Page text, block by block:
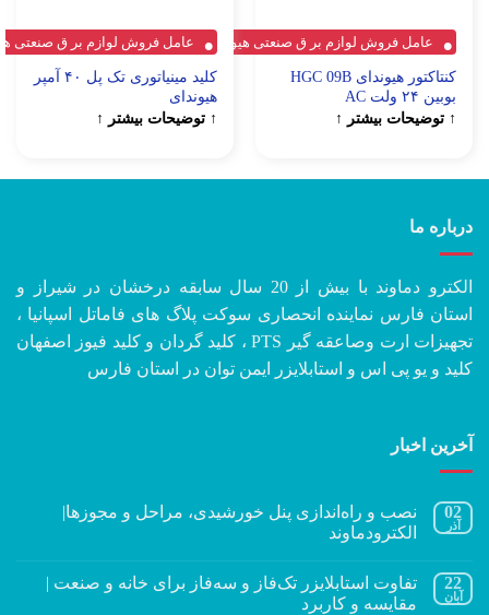
عامل فروش لوازم بر ق صنعتی هیوندای
کنتاکتور هیوندای HGC 09B
بوبین ۲۴ ولت AC
↑ توضیحات بیشتر ↑
عامل فروش لوازم بر ق صنعتی
کلید مینیاتوری تک پل ۴۰ آمپر
هیوندای
↑ توضیحات بیشتر ↑
درباره ما
الکترو دماوند با بیش از 20 سال سابقه درخشان در شیراز و
استان فارس نماینده انحصاری سوکت پلاگ های فاماتل اسپانیا ،
تجهیزات ارت وصاعقه گیر PTS ، کلید گردان و کلید فیوز اصفهان
کلید و یو پی اس و استابلایزر ایمن توان در استان فارس
آخرین اخبار
02
آذر
نصب و راه‌اندازی پنل خورشیدی، مراحل و مجوزها|
الکترودماوند
22
آبان
تفاوت استابلایزر تک‌فاز و سه‌فاز برای خانه و صنعت |
مقایسه و کاربرد